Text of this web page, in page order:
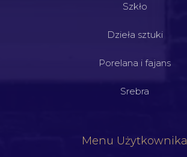
Szkło
Dzieła sztuki
Porelana i fajans
Srebra
Menu Użytkownika